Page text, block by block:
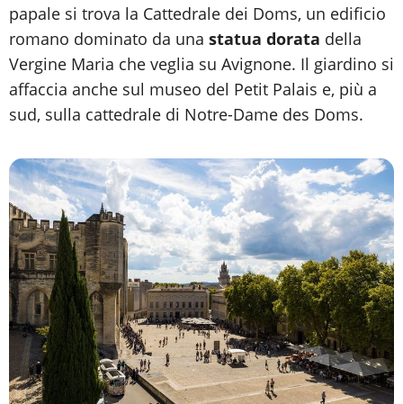
papale si trova la Cattedrale dei Doms, un edificio
romano dominato da una statua dorata della
Vergine Maria che veglia su Avignone. Il giardino si
affaccia anche sul museo del Petit Palais e, più a
sud, sulla cattedrale di Notre-Dame des Doms.